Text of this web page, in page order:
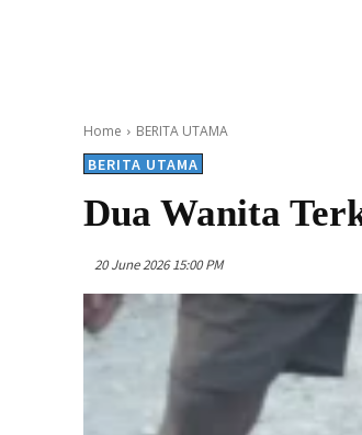
Home BERITA UTAMA
BERITA UTAMA
Dua Wanita
20 June 2026 15:00 PM